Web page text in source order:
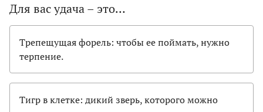
Для вас удача – это…
Трепещущая форель: чтобы ее поймать, нужно
терпение.
Тигр в клетке: дикий зверь, которого можно